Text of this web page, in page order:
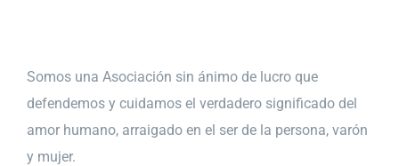
Somos una Asociación sin ánimo de lucro que
defendemos y cuidamos el verdadero significado del
amor humano, arraigado en el ser de la persona, varón
y mujer.